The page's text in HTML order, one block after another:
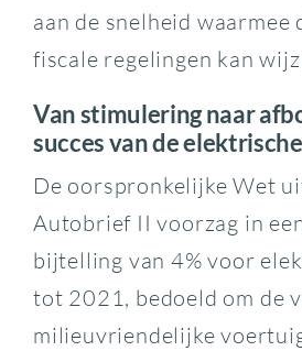
aan de snelheid waarmee
fiscale regelingen kan
Van stimulering naar
succes van de
De oorspronkelijke Wet
Autobrief II voorzag in
bijtelling van 4% voor
tot 2021, bedoeld om de
milieuvriendelijke